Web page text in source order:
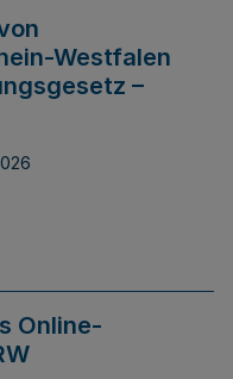
Westfalen
–
Online-